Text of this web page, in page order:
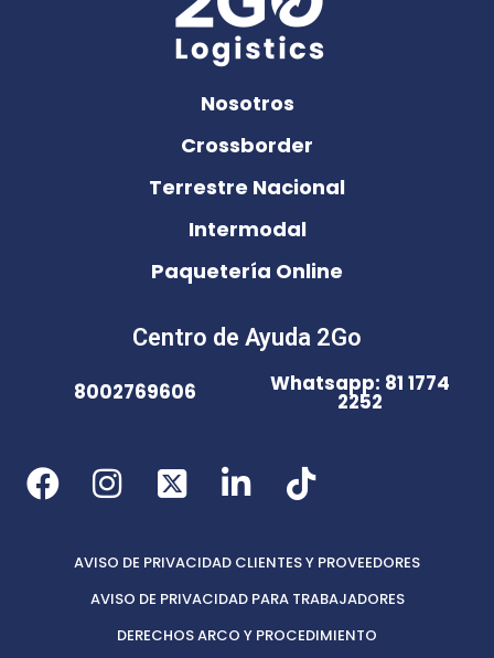
Nosotros
Crossborder
Terrestre Nacional
Intermodal
Paquetería Online
Centro de Ayuda 2Go
8002769606 Whatsapp: 81 1774
2252
AVISO DE PRIVACIDAD CLIENTES Y PROVEEDORES
AVISO DE PRIVACIDAD PARA TRABAJADORES
DERECHOS ARCO Y PROCEDIMIENTO